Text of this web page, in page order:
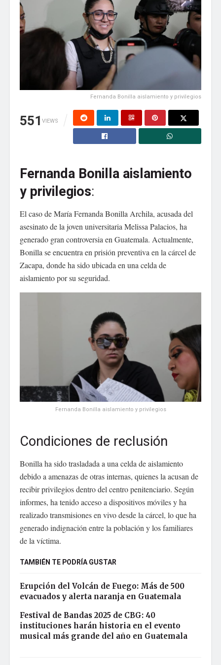
Correo electrónico*
Guarda mi nombre, correo electrónico y web en
este navegador para la próxima vez que comente.
Fernanda Bonilla aislamiento y privilegios
551 VIEWS
Fernanda Bonilla aislamiento
y privilegios:
El caso de María Fernanda Bonilla Archila, acusada del
asesinato de la joven universitaria Melissa Palacios, ha
generado gran controversia en Guatemala. Actualmente,
Bonilla se encuentra en prisión preventiva en la cárcel de
Zacapa, donde ha sido ubicada en una celda de
aislamiento por su seguridad.
Fernanda Bonilla aislamiento y privilegios
Condiciones de reclusión
Bonilla ha sido trasladada a una celda de aislamiento
debido a amenazas de otras internas, quienes la acusan de
recibir privilegios dentro del centro penitenciario. Según
informes, ha tenido acceso a dispositivos móviles y ha
realizado transmisiones en vivo desde la cárcel, lo que ha
generado indignación entre la población y los familiares
de la víctima.
TAMBIÉN TE PODRÍA GUSTAR
Erupción del Volcán de Fuego: Más de 500
evacuados y alerta naranja en Guatemala
Festival de Bandas 2025 de CBG: 40
instituciones harán historia en el evento
musical más grande del año en Guatemala